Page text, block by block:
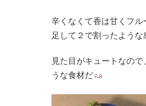
辛くなくて香は甘くフ
足して２で割ったような
見た目がキュートなの
うな食材だ